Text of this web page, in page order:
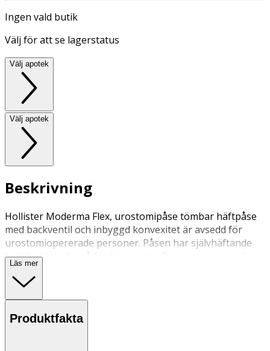
Ingen vald butik
Välj för att se lagerstatus
Välj apotek
Välj apotek
Beskrivning
Hollister Moderma Flex, urostomipåse tömbar häftpåse
med backventil och inbyggd konvexitet är avsedd för
urostomiopererade personer. Påsen har självhäftande
hudskydd med små fördjupningar. Dessa avses minska
hudområdet som kommer i kontakt med plattan. Påsen
kan kopplas till urinuppsamlingspåse med hjälp av
bipackade sammankopplingsrör.
Läs mer
Produktfakta